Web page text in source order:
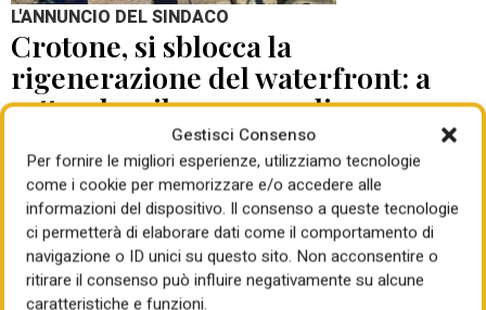
Gestisci Consenso
Per fornire le migliori esperienze, utilizziamo tecnologie
come i cookie per memorizzare e/o accedere alle
informazioni del dispositivo. Il consenso a queste tecnologie
ci permetterà di elaborare dati come il comportamento di
navigazione o ID unici su questo sito. Non acconsentire o
ritirare il consenso può influire negativamente su alcune
caratteristiche e funzioni.
L'ANNUNCIO DEL SINDACO
Crotone, si sblocca la
rigenerazione del waterfront: a
settembre il concorso di
progettazione
05 Ago 2026 di Mauro Giansante